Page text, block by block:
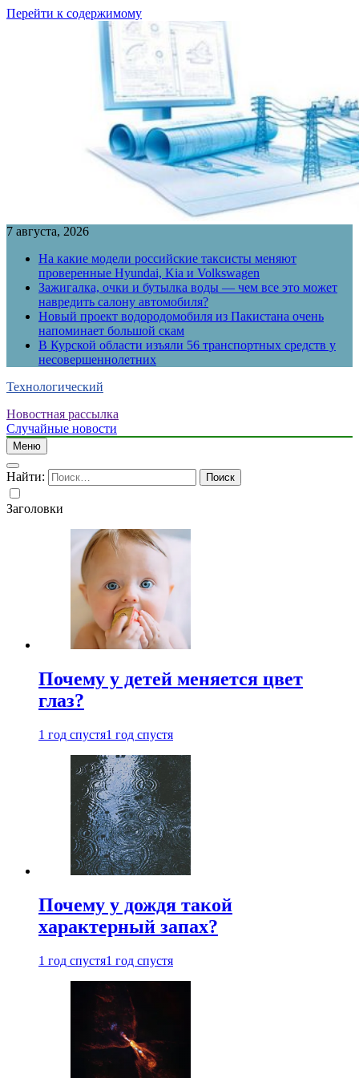
Перейти к содержимому
7 августа, 2026
На какие модели российские таксисты меняют
проверенные Hyundai, Kia и Volkswagen
Зажигалка, очки и бутылка воды — чем все это может
навредить салону автомобиля?
Новый проект водородомобиля из Пакистана очень
напоминает большой скам
В Курской области изъяли 56 транспортных средств у
несовершеннолетних
Технологический
Новостная рассылка
Случайные новости
Меню
Найти:
Заголовки
Почему у детей меняется цвет
глаз?
1 год спустя1 год спустя
Почему у дождя такой
характерный запах?
1 год спустя1 год спустя